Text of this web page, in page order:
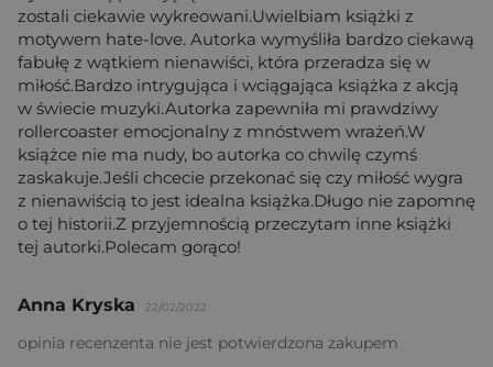
zostali ciekawie wykreowani.Uwielbiam książki z
motywem hate-love. Autorka wymyśliła bardzo ciekawą
fabułę z wątkiem nienawiści, która przeradza się w
miłość.Bardzo intrygująca i wciągająca książka z akcją
w świecie muzyki.Autorka zapewniła mi prawdziwy
rollercoaster emocjonalny z mnóstwem wrażeń.W
książce nie ma nudy, bo autorka co chwilę czymś
zaskakuje.Jeśli chcecie przekonać się czy miłość wygra
z nienawiścią to jest idealna książka.Długo nie zapomnę
o tej historii.Z przyjemnością przeczytam inne książki
tej autorki.Polecam gorąco!
Anna Kryska 22/02/2022
opinia recenzenta nie jest potwierdzona zakupem